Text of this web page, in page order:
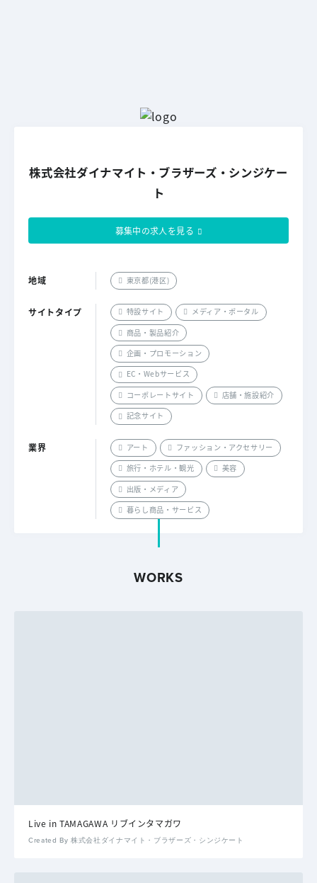
株式会社ダイナマイト・ブラザーズ・シンジケー
ト
募集中の求人を見る
地域 東京都(港区)
サイトタイプ 特設サイト
メディア・ポータル
商品・製品紹介
企画・プロモーション
EC・Webサービス
コーポレートサイト
店舗・施設紹介
記念サイト
業界 アート
ファッション・アクセサリー
旅行・ホテル・観光
美容
出版・メディア
暮らし商品・サービス
WORKS
Live in TAMAGAWA リブインタマガワ
Created By 株式会社ダイナマイト・ブラザーズ・シンジケート